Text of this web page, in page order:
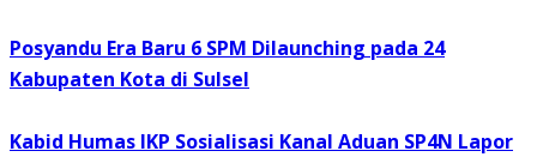
Posyandu Era Baru 6 SPM Dilaunching pada 24
Kabupaten Kota di Sulsel
Kabid Humas IKP Sosialisasi Kanal Aduan SP4N Lapor